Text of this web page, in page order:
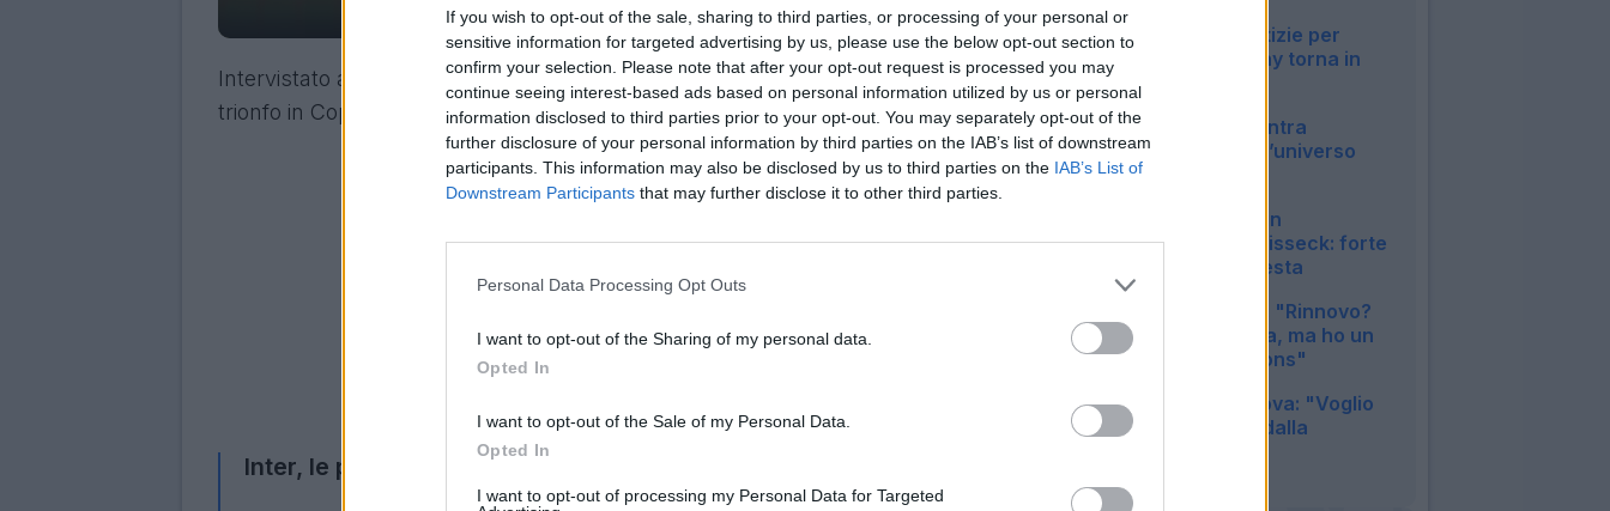
If you wish to opt-out of the sale, sharing to third parties, or processing of your personal or
sensitive information for targeted advertising by us, please use the below opt-out section to
confirm your selection. Please note that after your opt-out request is processed you may
continue seeing interest-based ads based on personal information utilized by us or personal
information disclosed to third parties prior to your opt-out. You may separately opt-out of the
further disclosure of your personal information by third parties on the IAB’s list of downstream
participants. This information may also be disclosed by us to third parties on the IAB’s List of
Downstream Participants that may further disclose it to other third parties.
Personal Data Processing Opt Outs
I want to opt-out of the Sharing of my personal data.
Opted In
I want to opt-out of the Sale of my Personal Data.
Opted In
I want to opt-out of processing my Personal Data for Targeted
Intervistato ai microfoni diMediaset,Lautaro Martinezha commentato così il
trionfo in Coppa Italia della sua Inter contro la Lazio.
Inter, le parole di Lautaro Martinez
19:15
Napoli, buone notizie per
Allegri: McTominay torna in
gruppo
17:38
La Lega Serie B entra
ufficialmente nell’universo
Fantacalcio®
Inter, duro colpo in
amichevole per Bisseck: forte
contusione alla testa
12:15
Inter, Mkhitaryan: "Rinnovo?
Nessuna garanzia, ma ho un
sogno in Champions"
Juventus, Zhegrova: "Voglio
restare, frenato dalla